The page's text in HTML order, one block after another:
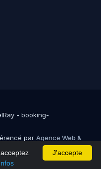
- booking-
par Agence Web &
en Tunisie : Sofirux
J'accepte